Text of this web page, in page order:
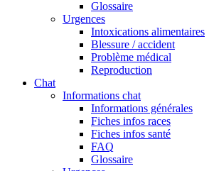
Glossaire
Urgences
Intoxications alimentaires
Blessure / accident
Problème médical
Reproduction
Chat
Informations chat
Informations générales
Fiches infos races
Fiches infos santé
FAQ
Glossaire